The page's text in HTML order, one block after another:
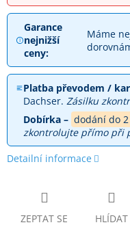
Garance
nejnižší
ceny:
Máme
Platba převodem /
Dachser. Zásilku
Dobírka – dodání do
zkontrolujte přímo při
Detailní informace
ZEPTAT SE HLÍDAT